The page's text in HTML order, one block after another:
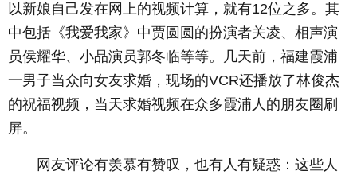
以新娘自己发在网上的视频计算，就有12位之多。其
中包括《我爱我家》中贾圆圆的扮演者关凌、相声演
员侯耀华、小品演员郭冬临等等。几天前，福建霞浦
一男子当众向女友求婚，现场的VCR还播放了林俊杰
的祝福视频，当天求婚视频在众多霞浦人的朋友圈刷
屏。
网友评论有羡慕有赞叹，也有人有疑惑：这些人